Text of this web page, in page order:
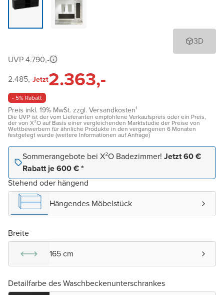
3D
UVP 4.790,-
2.485,-Jetzt2.363,-
- 5% Rabatt
Preis inkl. 19% MwSt. zzgl. Versandkosten¹
Die UVP ist der vom Lieferanten empfohlene Verkaufspreis oder ein Preis,
der von X²O auf Basis einer vergleichenden Marktstudie der Preise von
Wettbewerbern für ähnliche Produkte in den vergangenen 6 Monaten
festgelegt wurde (weitere Informationen auf Anfrage)
Sommerangebote bei X²O Badezimmer! Jetzt 60 €
Rabatt je 600 € *
Stehend oder hängend
Hängendes Möbelstück
Breite
165 cm
Detailfarbe des Waschbeckenunterschrankes